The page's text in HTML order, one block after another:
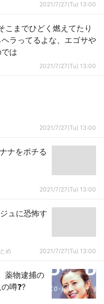
2021/7/27(Tu) 13:00
までひどく燃えてたり
ラってるよな、エゴサや
は
2021/7/27(Tu) 13:00
2021/7/27(Tu) 13:00
ナをポチる
2021/7/27(Tu) 13:00
ュに恐怖す
め 2021/7/27(Tu) 13:00
薬物逮捕の
噂❓?